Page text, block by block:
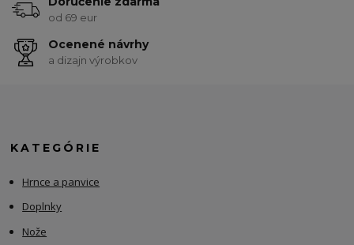
od 69 eur
Ocenené návrhy
a dizajn výrobkov
KATEGÓRIE
Hrnce a panvice
Doplnky
Nože